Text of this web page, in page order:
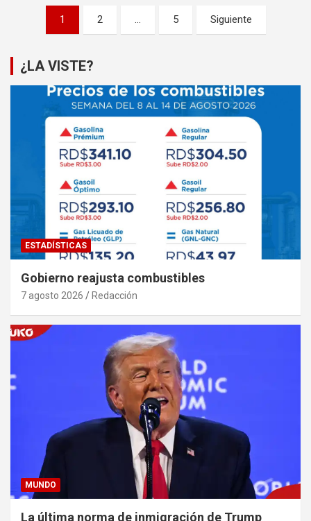
Paginación
entradas
1 2 … 5 Siguiente
¿LA VISTE?
ESTADÍSTICAS
Gobierno reajusta combustibles
7 agosto 2026 Redacción
MUNDO
La última norma de inmigración de Trump